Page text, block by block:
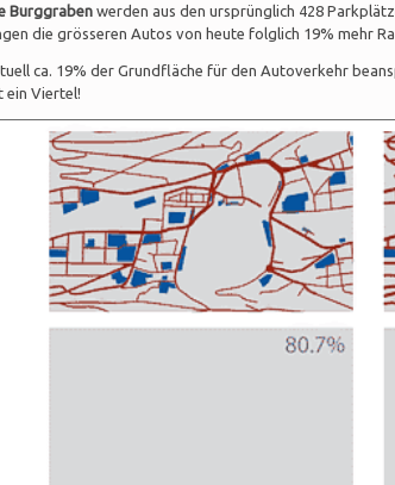
Burggraben werden aus den ursprünglich 428
die grösseren Autos von heute folglich 19% mehr
ca. 19% der Grundfläche für den Autoverkehr
ein Viertel!